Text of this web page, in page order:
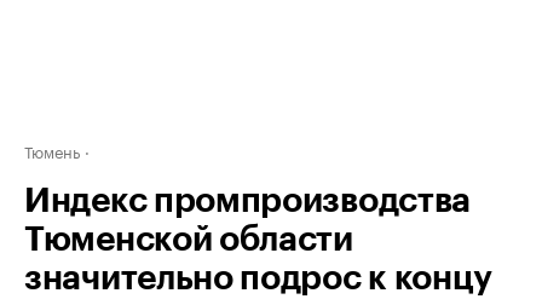
Тюмень
Индекс промпроизводства
Тюменской области
значительно подрос к концу